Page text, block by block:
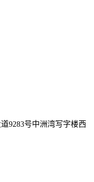
9283号中洲湾写字楼西